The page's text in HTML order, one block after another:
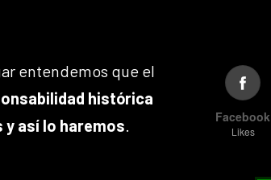
entendemos que el
histórica
así lo haremos. Facebook
Likes